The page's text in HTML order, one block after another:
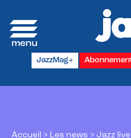
JazzMag+
Accueil > Les news > Jazz live